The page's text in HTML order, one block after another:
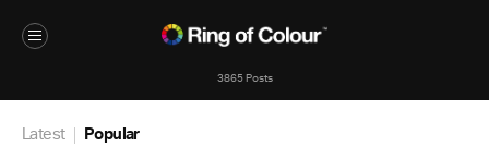
3865 Posts
Latest Popular